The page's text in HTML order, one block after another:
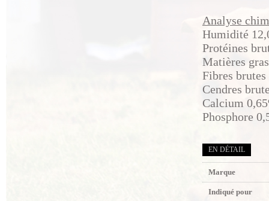
Analyse
Humidité
Protéines
Matières
Fibres
Cendres
Calcium
Phosphore
EN DÉTAIL
Marque
Indiqué pour